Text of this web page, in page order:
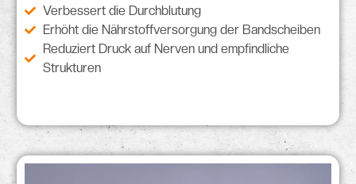
Verbessert die Durchblutung
Erhöht die Nährstoffversorgung der Bandscheiben
Reduziert Druck auf Nerven und empfindliche
Strukturen